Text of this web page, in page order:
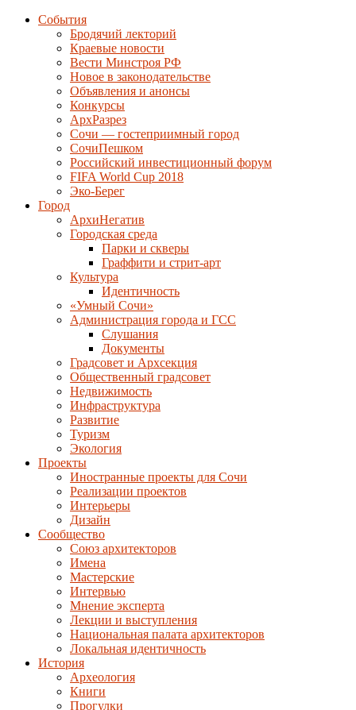
События
Бродячий лекторий
Краевые новости
Вести Минстроя РФ
Новое в законодательстве
Объявления и анонсы
Конкурсы
АрхРазрез
Сочи — гостеприимный город
СочиПешком
Российский инвестиционный форум
FIFA World Cup 2018
Эко-Берег
Город
АрхиНегатив
Городская среда
Парки и скверы
Граффити и стрит-арт
Культура
Идентичность
«Умный Сочи»
Администрация города и ГСС
Слушания
Документы
Градсовет и Архсекция
Общественный градсовет
Недвижимость
Инфраструктура
Развитие
Туризм
Экология
Проекты
Иностранные проекты для Сочи
Реализации проектов
Интерьеры
Дизайн
Сообщество
Союз архитекторов
Имена
Мастерские
Интервью
Мнение эксперта
Лекции и выступления
Национальная палата архитекторов
Локальная идентичность
История
Археология
Книги
Прогулки